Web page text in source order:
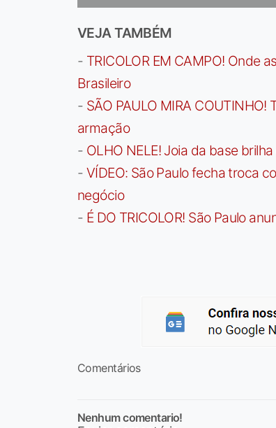
VEJA TAMBÉM
- TRICOLOR EM CAMPO! Onde
Brasileiro
- SÃO PAULO MIRA
armação
- OLHO NELE! Joia da base
- VÍDEO: São Paulo fecha troca
negócio
- É DO TRICOLOR! São Paulo
Comentários
Nenhum comentario!